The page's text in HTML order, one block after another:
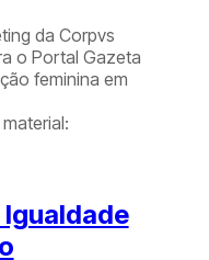
da Corpvs
o Portal Gazeta
feminina em